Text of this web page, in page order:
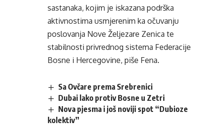
sastanaka, kojim je iskazana podrška
aktivnostima usmjerenim ka očuvanju
poslovanja Nove Željezare Zenica te
stabilnosti privrednog sistema Federacije
Bosne i Hercegovine, piše Fena.
Sa Ovčare prema Srebrenici
Dubai lako protiv Bosne u Zetri
Nova pjesma i još noviji spot “Dubioze
kolektiv”